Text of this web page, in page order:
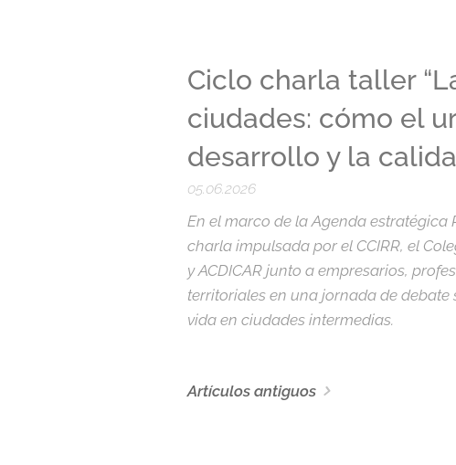
Ciclo charla taller
ciudades: cómo el
desarrollo y la
05.06.2026
En el marco de la Agenda estratégica
charla impulsada por el CCIRR, el
y ACDICAR junto a empresarios,
territoriales en una jornada de
vida en ciudades intermedias.
Artículos antiguos